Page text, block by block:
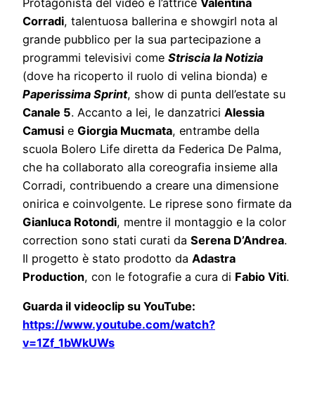
Corradi, talentuosa ballerina e showgirl nota al
grande pubblico per la sua partecipazione a
programmi televisivi come Striscia la Notizia
(dove ha ricoperto il ruolo di velina bionda) e
Paperissima Sprint, show di punta dell’estate su
Canale 5. Accanto a lei, le danzatrici Alessia
Camusi e Giorgia Mucmata, entrambe della
scuola Bolero Life diretta da Federica De Palma,
che ha collaborato alla coreografia insieme alla
Corradi, contribuendo a creare una dimensione
onirica e coinvolgente. Le riprese sono firmate da
Gianluca Rotondi, mentre il montaggio e la color
correction sono stati curati da Serena D’Andrea.
Il progetto è stato prodotto da Adastra
Production, con le fotografie a cura di Fabio Viti.
Guarda il videoclip su YouTube:
https://www.youtube.com/watch?
v=1Zf_1bWkUWs